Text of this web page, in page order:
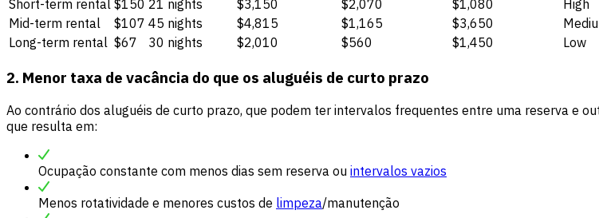
Short-term rental $150 21 nights $3,150 $2,070 $1,080
High
Mid-term rental
$107 45 nights $4,815 $1,165 $3,650
Long-term rental $67 30 nights $2,010 $560 $1,450 Low
2. Menor taxa de vacância do que os aluguéis de curto prazo
Ao contrário dos aluguéis de curto prazo, que podem ter intervalos frequentes entre uma reserva e
que resulta em:
Ocupação constante com menos dias sem reserva ou intervalos vazios
Menos rotatividade e menores custos de limpeza/manutenção